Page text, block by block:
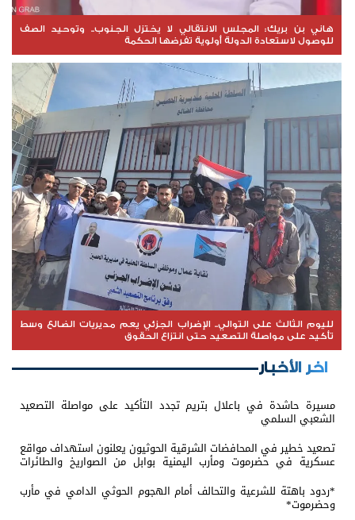
هاني بن بريك: المجلس الانتقالي لا يختزل الجنوب.. وتوحيد الصف
للوصول لاستعادة الدولة أولوية تفرضها الحكمة
لليوم الثالث على التوالي.. الإضراب الجزئي يعم مديريات الضالع وسط
تأكيد على مواصلة التصعيد حتى انتزاع الحقوق
اخر الأخبار
مسيرة حاشدة في باعلال بتريم تجدد التأكيد على مواصلة التصعيد
الشعبي السلمي
تصعيد خطير في المحافضات الشرقية الحوثيون يعلنون استهداف مواقع
عسكرية في حضرموت ومأرب اليمنية بوابل من الصواريخ والطائرات
*ردود باهتة للشرعية والتحالف أمام الهجوم الحوثي الدامي في مأرب
وحضرموت*